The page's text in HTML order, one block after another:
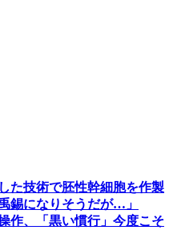
た技術で胚性幹細胞を作製
錫になりそうだが…」
作、「黒い慣行」今度こそ